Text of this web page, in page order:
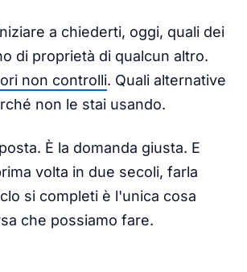
a chiederti, oggi, quali dei
di proprietà di qualcun altro.
non controlli. Quali alternative
non le stai usando.
È la domanda giusta. E
volta in due secoli, farla
si completi è l'unica cosa
che possiamo fare.